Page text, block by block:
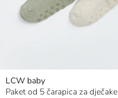
LCW baby
Paket od 5 čarapica za dječake